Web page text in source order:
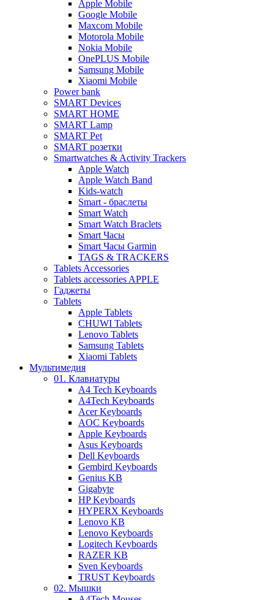
Apple Mobile
Google Mobile
Maxcom Mobile
Motorola Mobile
Nokia Mobile
OnePLUS Mobile
Samsung Mobile
Xiaomi Mobile
Power bank
SMART Devices
SMART HOME
SMART Lamp
SMART Pet
SMART розетки
Smartwatches & Activity Trackers
Apple Watch
Apple Watch Band
Kids-watch
Smart - браслеты
Smart Watch
Smart Watch Braclets
Smart Часы
Smart Часы Garmin
TAGS & TRACKERS
Tablets Accessories
Tablets accessories APPLE
Гаджеты
Tablets
Apple Tablets
CHUWI Tablets
Lenovo Tablets
Samsung Tablets
Xiaomi Tablets
Мультимедия
01. Клавиатуры
A4 Tech Keyboards
A4Tech Keyboards
Acer Keyboards
AOC Keyboards
Apple Keyboards
Asus Keyboards
Dell Keyboards
Gembird Keyboards
Genius KB
Gigabyte
HP Keyboards
HYPERX Keyboards
Lenovo KB
Lenovo Keyboards
Logitech Keyboards
RAZER KB
Sven Keyboards
TRUST Keyboards
02. Мышки